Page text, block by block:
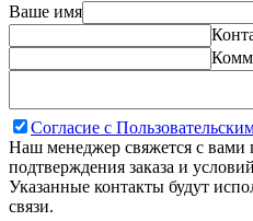
Ваше имя
Согласие с
Наш менеджер свяжется с вами
подтверждения заказа и
Указанные контакты будут
связи.